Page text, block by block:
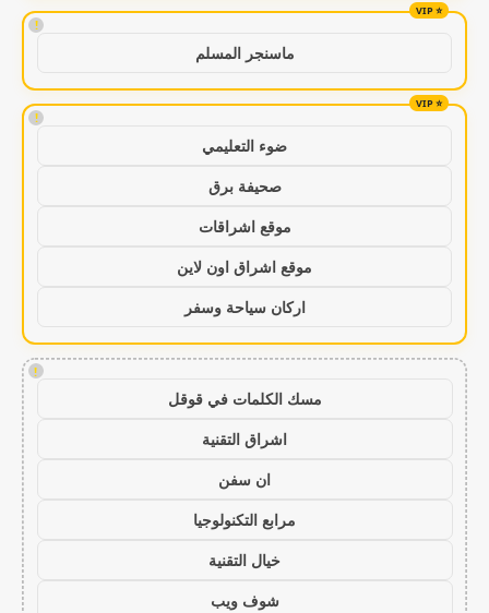
!
ماسنجر المسلم
!
ضوء التعليمي
صحيفة برق
موقع اشراقات
موقع اشراق اون لاين
اركان سياحة وسفر
!
مسك الكلمات في قوقل
اشراق التقنية
ان سفن
مرابع التكنولوجيا
خيال التقنية
شوف ويب